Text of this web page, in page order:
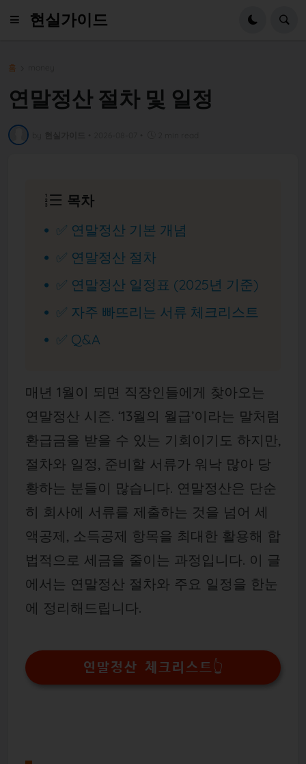
현실가이드
홈
연말정산 절차 및 일정
목차
✅ 연말정산 기본 개념
✅ 연말정산 절차
✅ 연말정산 일정표 (2025년 기준)
✅ 자주 빠뜨리는 서류 체크리스트
✅ Q&A
매년 1월이 되면 직장인들에게 찾아오는
연말정산 시즌. ‘13월의 월급’이라는 말처럼
환급금을 받을 수 있는 기회이기도 하지만,
절차와 일정, 준비할 서류가 워낙 많아 당
황하는 분들이 많습니다. 연말정산은 단순
히 회사에 서류를 제출하는 것을 넘어 세
액공제, 소득공제 항목을 최대한 활용해 합
법적으로 세금을 줄이는 과정입니다. 이 글
에서는 연말정산 절차와 주요 일정을 한눈
에 정리해드립니다.
연말정산 체크리스트👆